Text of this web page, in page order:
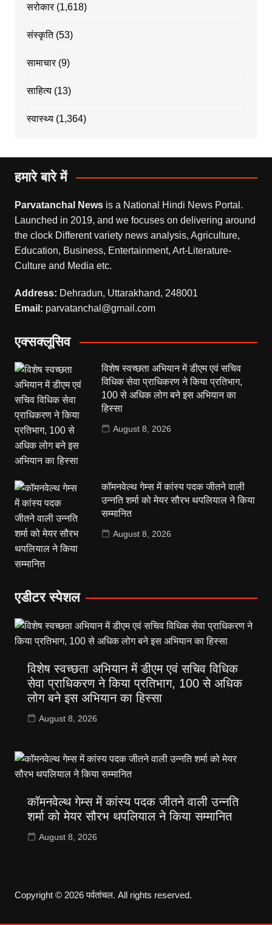
सरोकार(1,618)
संस्कृति(53)
सामाचार(9)
साहित्य(13)
स्वास्थ्य(1,364)
हमारे बारे में
Parvatanchal Newsis a National Hindi News Portal.
Launched in 2019, and we focuses on delivering around
the clock Different variety news analysis, Agriculture,
Education, Business, Entertainment, Art-Literature-
Culture and Media etc.
Address: Dehradun, Uttarakhand, 248001
Email: parvatanchal@gmail.com
एक्सक्लूसिव
विशेष स्वच्छता अभियान में डीएम एवं सचिव
विधिक सेवा प्राधिकरण ने किया प्रतिभाग,
100 से अधिक लोग बने इस अभियान का
हिस्सा
August 8, 2026
कॉमनवेल्थ गेम्स में कांस्य पदक जीतने वाली
उन्नति शर्मा को मेयर सौरभ थपलियाल ने किया
सम्मानित
August 8, 2026
एडीटर स्पेशल
विशेष स्वच्छता अभियान में डीएम एवं सचिव विधिक
सेवा प्राधिकरण ने किया प्रतिभाग, 100 से अधिक
लोग बने इस अभियान का हिस्सा
August 8, 2026
कॉमनवेल्थ गेम्स में कांस्य पदक जीतने वाली उन्नति
शर्मा को मेयर सौरभ थपलियाल ने किया सम्मानित
August 8, 2026
Copyright © 2026 पर्वतांचल. All rights reserved.